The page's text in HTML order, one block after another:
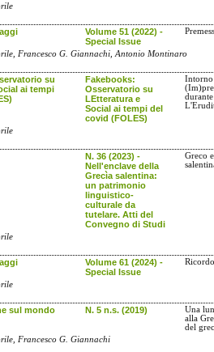
Volume 51 (2022) -
Special Issue
Francesco G. Giannachi, Antonio Montinaro
su
ai tempi
Fakebooks:
Osservatorio su
LEtteratura e
Social ai tempi del
covid (FOLES)
N. 36 (2023) -
Nell'enclave della
Grecìa salentina:
un patrimonio
linguistico-
culturale da
tutelare. Atti del
Convegno di Studi
Greco
Volume 61 (2024) -
Special Issue
sul mondo
N. 5 n.s. (2019)
Una
alla
del
Francesco G. Giannachi